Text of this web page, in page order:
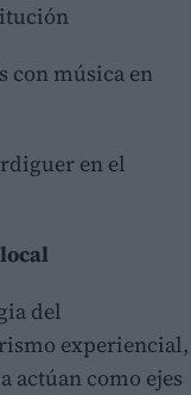
con música en
en el
del
experiencial,
actúan como ejes